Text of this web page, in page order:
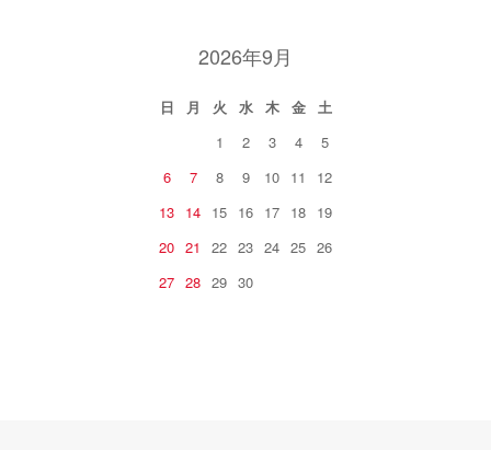
2026年9月
日 月 火 水 木 金
土
1
2 3 4
5
6
7 8 9 10 11
12
13 14 15 16 17 18 19
20 21 22 23 24 25 26
27 28 29 30